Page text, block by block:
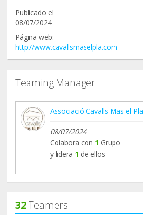
Publicado el
08/07/2024
Página web:
http://www.cavallsmaselpla.com
Teaming Manager
Associació Cavalls Mas el Pla
08/07/2024
Colabora con 1 Grupo
y lidera 1 de ellos
32Teamers